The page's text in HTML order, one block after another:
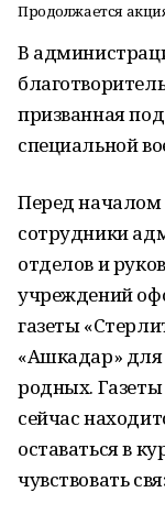
Продолжается
В
призванная
специальной
Перед началом
сотрудники
отделов и
учреждений
газеты
«Ашкадар» для
родных.
сейчас
оставаться в
чувствовать